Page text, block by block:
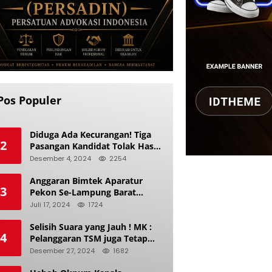
Populer
2
Diduga Ada Kecurangan! Tiga
Pasangan Kandidat Tolak Hasil
Pilkada Kerinci 2024
Desember 4, 2024 2254
3
Anggaran Bimtek Aparatur
Pekon Se-Lampung Barat
Diduga Ladang Korupsi Buat
Juli 17, 2024 1724
4
Selisih Suara yang Jauh ! MK :
Pelanggaran TSM juga Tetap
Mengacu pada Prinsip Keadilan
Desember 27, 2024 1682